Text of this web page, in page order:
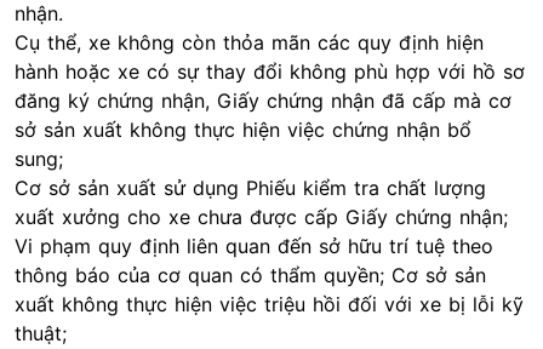
nhận.
Cụ thể, xe không còn thỏa mãn các quy định hiện
hành hoặc xe có sự thay đổi không phù hợp với hồ sơ
đăng ký chứng nhận, Giấy chứng nhận đã cấp mà cơ
sở sản xuất không thực hiện việc chứng nhận bổ
sung;
Cơ sở sản xuất sử dụng Phiếu kiểm tra chất lượng
xuất xưởng cho xe chưa được cấp Giấy chứng nhận;
Vi phạm quy định liên quan đến sở hữu trí tuệ theo
thông báo của cơ quan có thẩm quyền; Cơ sở sản
xuất không thực hiện việc triệu hồi đối với xe bị lỗi kỹ
thuật;